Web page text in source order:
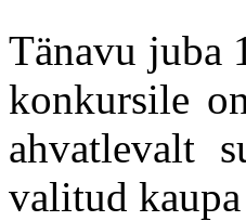
Tänavu juba
konkursile
ahvatlevalt
valitud kaupa